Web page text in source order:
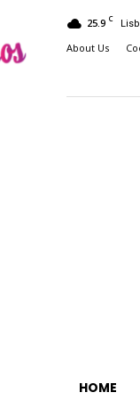
25.9 C
About Us
HOME